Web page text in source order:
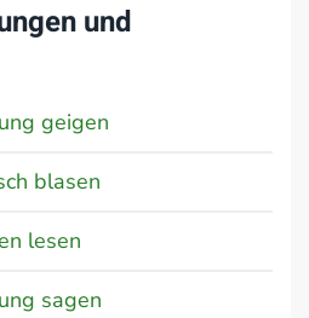
und
geigen
blasen
lesen
sagen